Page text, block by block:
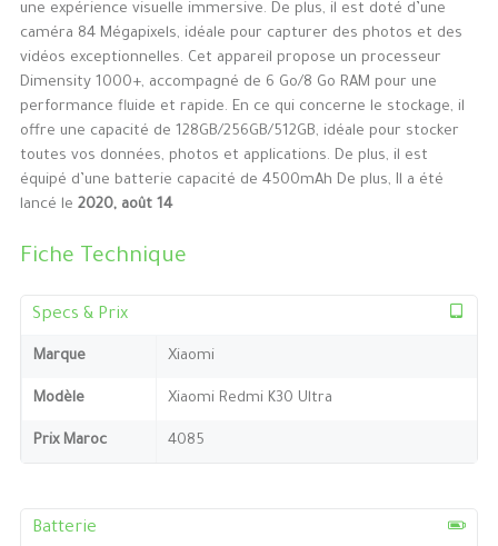
une expérience visuelle immersive. De plus, il est doté d’une
caméra 84 Mégapixels, idéale pour capturer des photos et des
vidéos exceptionnelles. Cet appareil propose un processeur
Dimensity 1000+, accompagné de 6 Go/8 Go RAM pour une
performance fluide et rapide. En ce qui concerne le stockage, il
offre une capacité de 128GB/256GB/512GB, idéale pour stocker
toutes vos données, photos et applications. De plus, il est
équipé d’une batterie capacité de 4500mAh De plus, Il a été
lancé le 2020, août 14
Fiche Technique
Specs & Prix
Marque Xiaomi
Modèle Xiaomi Redmi K30 Ultra
Prix Maroc 4085
Batterie